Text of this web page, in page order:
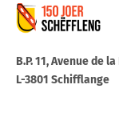
B.P. 11, Avenue de
L-3801 Schifflange